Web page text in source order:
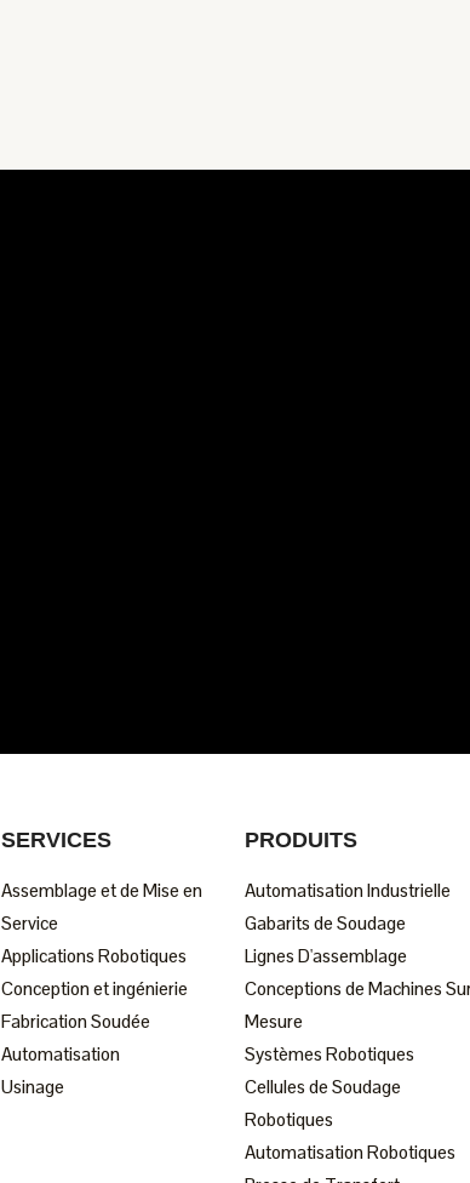
SERVICES
Assemblage et de Mise en
Service
Applications Robotiques
Conception et ingénierie
Fabrication Soudée
Automatisation
Usinage
PRODUITS
Automatisation Industrielle
Gabarits de Soudage
Lignes D'assemblage
Conceptions de Machines
Mesure
Systèmes Robotiques
Cellules de Soudage
Robotiques
Automatisation Robotiques